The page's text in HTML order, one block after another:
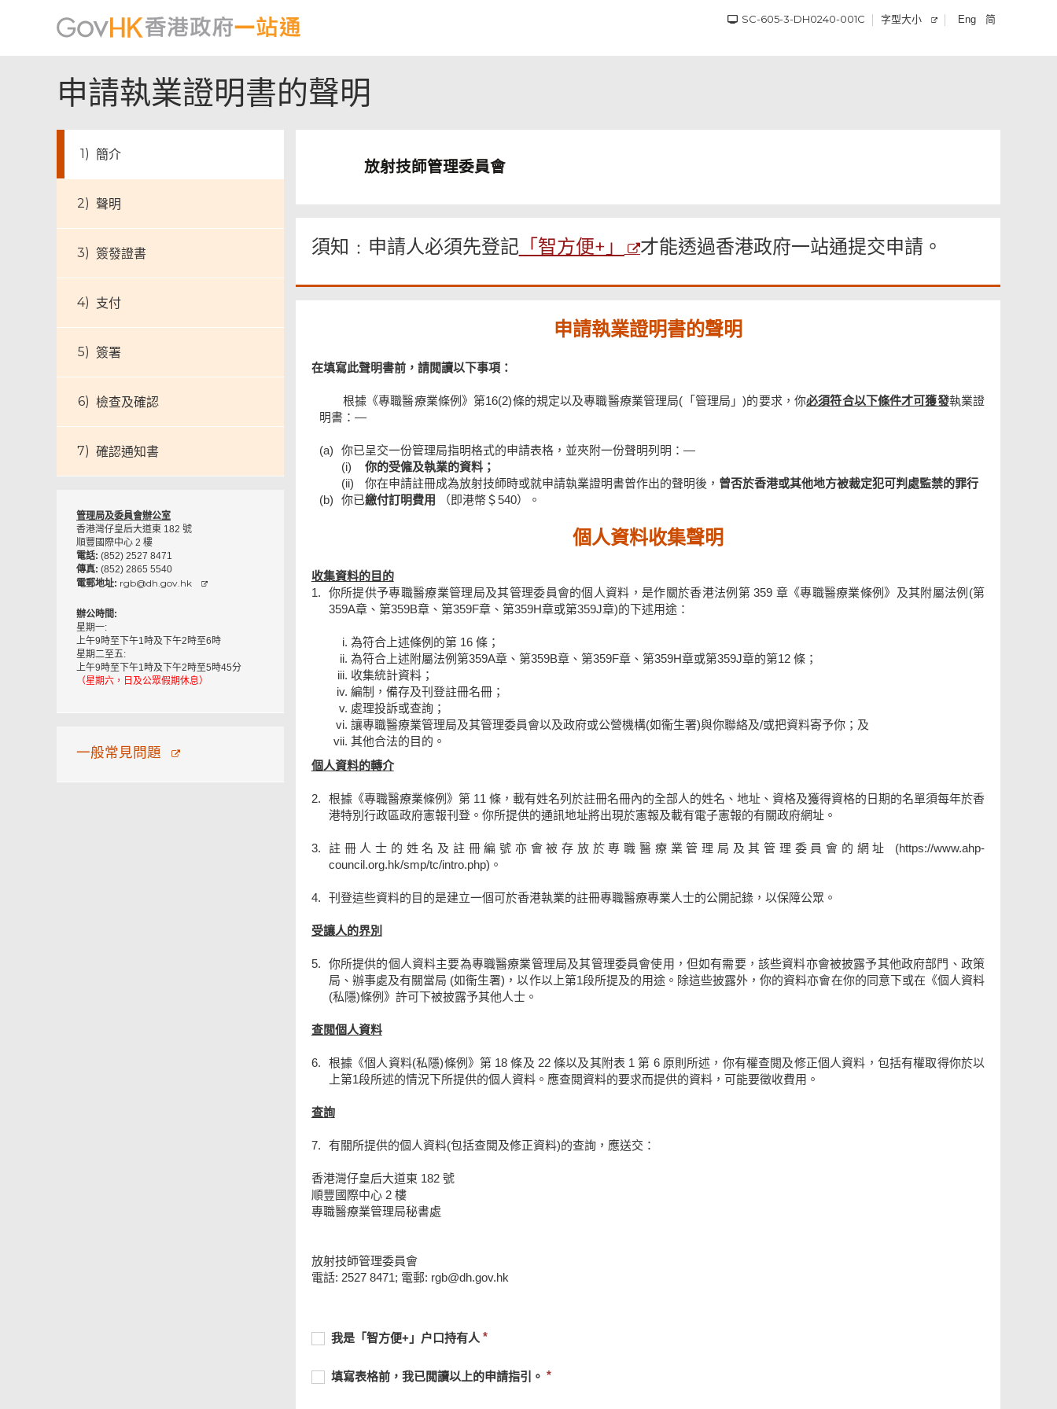
SC-605-3-DH0240-001C 字型大小 Eng 简
申請執業證明書的聲明
簡介
聲明
簽發證書
支付
簽署
檢查及確認
確認通知書
管理局及委員會辦公室
香港灣仔皇后大道東 182 號
順豐國際中心 2 樓
電話: (852) 2527 8471
傳真: (852) 2865 5540
電郵地址: rgb@dh.gov.hk
辦公時間:
星期一:
上午9時至下午1時及下午2時至6時
星期二至五:
上午9時至下午1時及下午2時至5時45分
（星期六，日及公眾假期休息）
一般常見問題
放射技師管理委員會
須知﹕申請人必須先登記 「智方便+」 才能透過香港政府一站通提交申請。
申請執業證明書的聲明
在填寫此聲明書前，請閲讀以下事項：
根據《專職醫療業條例》第16(2)條的規定以及專職醫療業管理局(「管理局」)的要求，你必須符合以下條件才可獲發執業證
明書：—
(a)
你已呈交一份管理局指明格式的申請表格，並夾附一份聲明列明：—
(i)
你的受僱及執業的資料；
(ii)
你在申請註冊成為放射技師時或就申請執業證明書曾作出的聲明後， 曾否於香港或其他地方被裁定犯可判處監禁的罪行
(b)
你已繳付訂明費用 （即港幣＄540）。
個人資料收集聲明
收集資料的目的
1.
你所提供予專職醫療業管理局及其管理委員會的個人資料，是作關於香港法例第 359 章《專職醫療業條例》及其附屬法例(第
359A章、第359B章、第359F章、第359H章或第359J章)的下述用途：
為符合上述條例的第 16 條；
為符合上述附屬法例第359A章、第359B章、第359F章、第359H章或第359J章的第12 條；
收集統計資料；
編制，備存及刊登註冊名冊；
處理投訴或查詢；
讓專職醫療業管理局及其管理委員會以及政府或公營機構(如衞生署)與你聯絡及/或把資料寄予你；及
其他合法的目的。
個人資料的轉介
2.
根據《專職醫療業條例》第 11 條，載有姓名列於註冊名冊內的全部人的姓名、地址、資格及獲得資格的日期的名單須每年於香
港特別行政區政府憲報刊登。你所提供的通訊地址將出現於憲報及載有電子憲報的有關政府網址。
3.
註冊人士的姓名及註冊編號亦會被存放於專職醫療業管理局及其管理委員會的網址 (https://www.ahp-
council.org.hk/smp/tc/intro.php)。
4. 刊登這些資料的目的是建立一個可於香港執業的註冊專職醫療專業人士的公開記錄，以保障公眾。
受讓人的界別
5.
你所提供的個人資料主要為專職醫療業管理局及其管理委員會使用，但如有需要，該些資料亦會被披露予其他政府部門、政策
局、辦事處及有關當局 (如衞生署)，以作以上第1段所提及的用途。除這些披露外，你的資料亦會在你的同意下或在《個人資料
(私隱)條例》許可下被披露予其他人士。
查閲個人資料
6.
根據《個人資料(私隱)條例》第 18 條及 22 條以及其附表 1 第 6 原則所述，你有權查閲及修正個人資料，包括有權取得你於以
上第1段所述的情況下所提供的個人資料。應查閲資料的要求而提供的資料，可能要徵收費用。
查詢
7. 有關所提供的個人資料(包括查閲及修正資料)的查詢，應送交：
香港灣仔皇后大道東 182 號
順豐國際中心 2 樓
專職醫療業管理局秘書處
放射技師管理委員會
電話: 2527 8471; 電郵: rgb@dh.gov.hk
我
「智
方
必
供
我是「智方便+」户口持有人 必
提
供
填
必
填寫表格前，我已閲讀以上的申請指引。
必